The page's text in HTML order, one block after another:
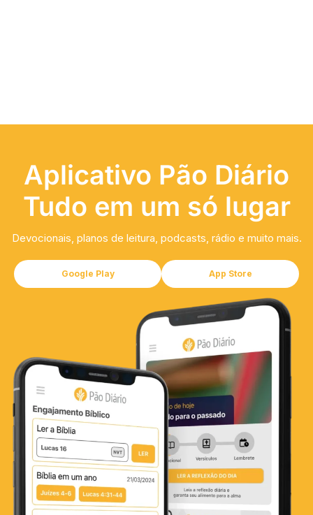
Aplicativo Pão Diário
Tudo em um só lugar
Devocionais, planos de leitura, podcasts, rádio e muito mais.
Google Play App Store